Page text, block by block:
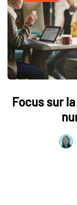
Focus sur